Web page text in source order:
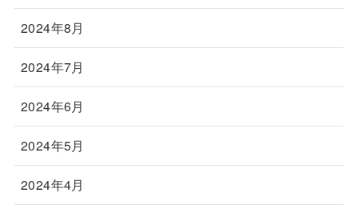
2024年8月
2024年7月
2024年6月
2024年5月
2024年4月